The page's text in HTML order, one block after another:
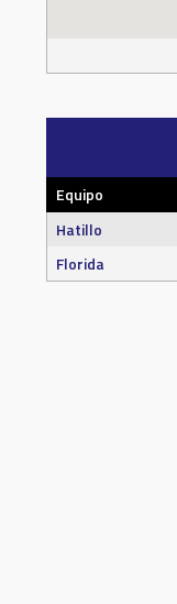
Equipo
Hatillo
Florida